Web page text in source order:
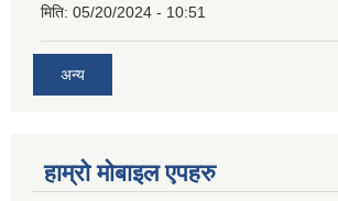
मिति: 05/20/2024 - 10:51
अन्य
हाम्राे माेबाइल एपहरु